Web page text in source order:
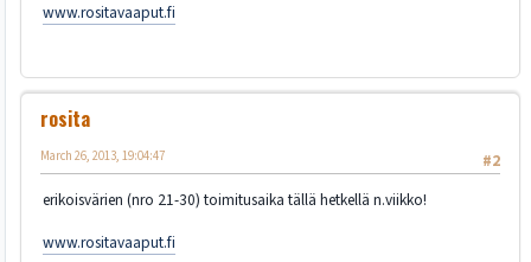
www.rositavaaput.fi
rosita
#2
March 26, 2013, 19:04:47
erikoisvärien (nro 21-30) toimitusaika tällä hetkellä n.viikko!
www.rositavaaput.fi